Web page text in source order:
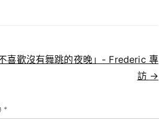
不喜歡沒有舞跳的夜晚」- Frederic 專
訪 →
*